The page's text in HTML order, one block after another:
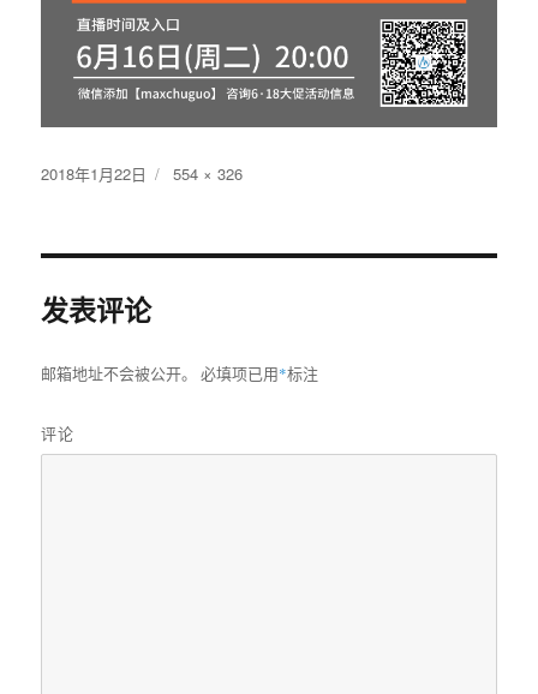
发
2018年1月22日
原
寸
554 × 326
发表评论
邮箱地址不会被公开。 必填项已用*标注
评论